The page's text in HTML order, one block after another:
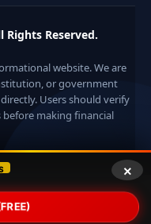
नया व्यवसाय शुरू करने
घर बनाने के लिए LIC से ले
सब्सिडी
छोटे दुकानदारों को इस
कम ब्याज के साथ मिलती है 15%
Rights Reserved.
website. We are
or government
Users should verify
making financial
GeneratePress
×